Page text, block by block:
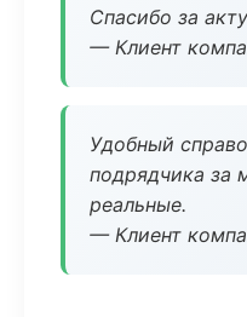
Спасибо за
— Клиент
Удобный
подрядчика за
реальные.
— Клиент